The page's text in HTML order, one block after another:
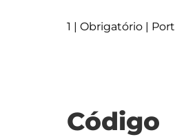
1 | Obrigatório |
Código